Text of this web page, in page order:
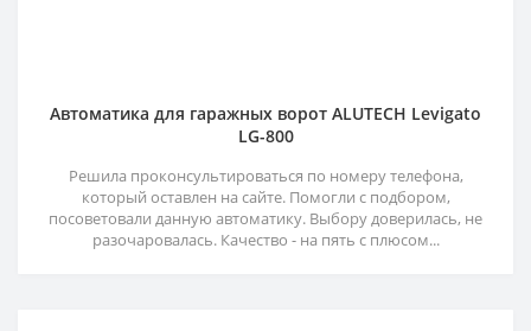
Автоматика для гаражных ворот ALUTECH Levigato
LG-800
Решила проконсультироваться по номеру телефона,
который оставлен на сайте. Помогли с подбором,
посоветовали данную автоматику. Выбору доверилась, не
разочаровалась. Качество - на пять с плюсом...